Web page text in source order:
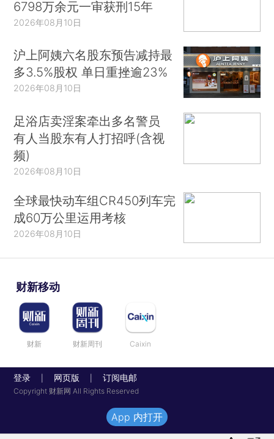
6798万余元一审获刑15年
2026年08月10日
沪上阿姨六名股东预告减持最
多3.5%股权 单日重挫逾23%
2026年08月10日
足浴店卖淫案牵出多名警员
有人当股东有人打招呼(含视
频)
2026年08月10日
全球最快动车组CR450列车完
成60万公里运用考核
2026年08月10日
财新移动
财新 财新周刊 Caixin
登录 网页版 订阅电邮
Copyright 财新网 All Rights Reserved
App 内打开